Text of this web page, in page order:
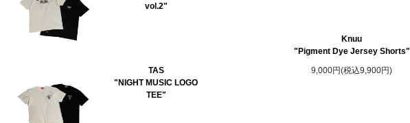
vol.2"
TAS
"NIGHT MUSIC LOGO
TEE"
Knuu
"Pigment Dye Jersey Shorts"
9,000円(税込9,900円)